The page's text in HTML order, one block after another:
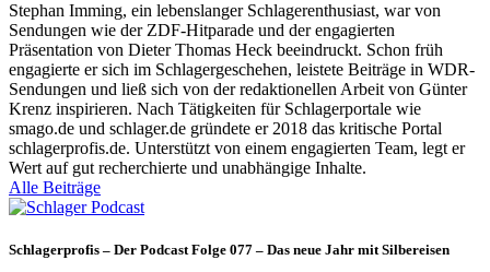
Stephan Imming, ein lebenslanger Schlagerenthusiast, war von
Sendungen wie der ZDF-Hitparade und der engagierten
Präsentation von Dieter Thomas Heck beeindruckt. Schon früh
engagierte er sich im Schlagergeschehen, leistete Beiträge in WDR-
Sendungen und ließ sich von der redaktionellen Arbeit von Günter
Krenz inspirieren. Nach Tätigkeiten für Schlagerportale wie
smago.de und schlager.de gründete er 2018 das kritische Portal
schlagerprofis.de. Unterstützt von einem engagierten Team, legt er
Wert auf gut recherchierte und unabhängige Inhalte.
Alle Beiträge
Schlagerprofis – Der Podcast Folge 077 – Das neue Jahr mit Silbereisen